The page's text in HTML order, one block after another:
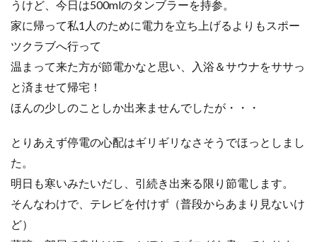
うけど、今日は500mlのタンブラーを持参。
家に帰って私1人のために電力を立ち上げるよりもスポー
ツクラブへ行って
温まって来た方が節電かなと思い、入浴＆サウナをササっ
と済ませて帰宅！
ほんの少しのことしか出来ませんでしたが・・・
とりあえず停電の心配はギリギリなさそうでほっとしまし
た。
明日も寒いみたいだし、引続き出来る限り節電します。
そんなわけで、テレビを付けず（普段からあまり見ないけ
ど）